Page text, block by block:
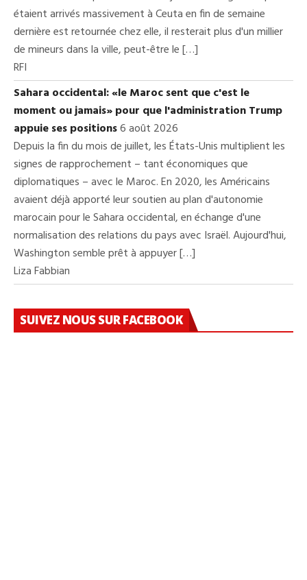
étaient arrivés massivement à Ceuta en fin de semaine
dernière est retournée chez elle, il resterait plus d'un millier
de mineurs dans la ville, peut-être le […]
RFI
Sahara occidental: «le Maroc sent que c'est le
moment ou jamais» pour que l'administration Trump
appuie ses positions6 août 2026
Depuis la fin du mois de juillet, les États-Unis multiplient les
signes de rapprochement – tant économiques que
diplomatiques – avec le Maroc. En 2020, les Américains
avaient déjà apporté leur soutien au plan d'autonomie
marocain pour le Sahara occidental, en échange d'une
normalisation des relations du pays avec Israël. Aujourd'hui,
Washington semble prêt à appuyer […]
Liza Fabbian
SUIVEZ NOUS SUR FACEBOOK